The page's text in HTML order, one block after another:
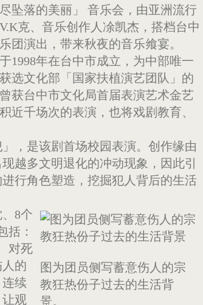
尽坠落的美丽」 音乐会，由亚洲流行
克、音乐创作人凃凯杰，搭档台中
团演出，带来秋夜的音乐飨宴。
1998年在台中市成立，为中部唯一
选文化部「国家扶植演艺团队」的
获台中市文化局首届表演艺术金艺
近千场次的表演，也将戏剧教育、
，是该剧首场校园表演。创作缘由
越多文明退化的冲动现象，因此引
行角色塑造，挖掘犯人背后的生活
图为团员侧写蓄意伤人的宗
教狂热份子过去的生活背
景。
8个
括：
对死
的
续
观